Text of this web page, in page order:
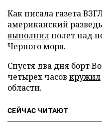
Как писала газета
американский
выполнилполет над
Черного моря.
Спустя два дня борт
четырех часов кружил
области.
СЕЙЧАС ЧИТАЮТ